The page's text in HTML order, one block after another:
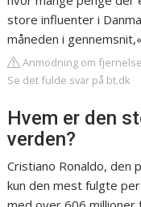
store influenter i
måneden i
Anmodning om fjernelse
Se det fulde svar på bt.dk
Hvem er den
verden?
Cristiano Ronaldo, den
kun den mest fulgte